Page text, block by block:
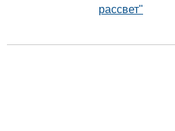
рассвет"